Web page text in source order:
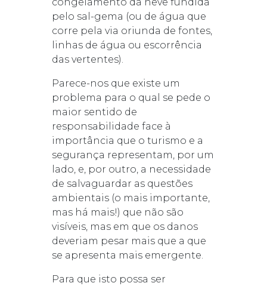
pelo sal-gema (ou de água que
corre pela via oriunda de fontes,
linhas de água ou escorrência
das vertentes).
Parece-nos que existe um
problema para o qual se pede o
maior sentido de
responsabilidade face à
importância que o turismo e a
segurança representam, por um
lado, e, por outro, a necessidade
de salvaguardar as questões
ambientais (o mais importante,
mas há mais!) que não são
visíveis, mas em que os danos
deveriam pesar mais que a que
se apresenta mais emergente.
Para que isto possa ser